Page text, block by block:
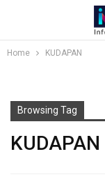
Home KUDAPAN
Browsing Tag
KUDAPAN